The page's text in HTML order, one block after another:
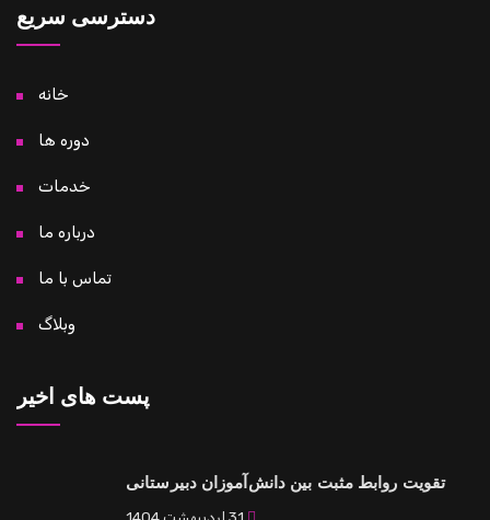
دسترسی سریع
خانه
دوره ها
خدمات
درباره ما
تماس با ما
وبلاگ
پست های اخیر
تقویت روابط مثبت بین دانش‌آموزان دبیرستانی